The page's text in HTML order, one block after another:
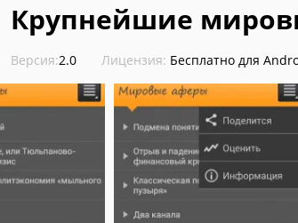
Крупнейшие
Версия:2.0 Лицензия: Бесплатно для